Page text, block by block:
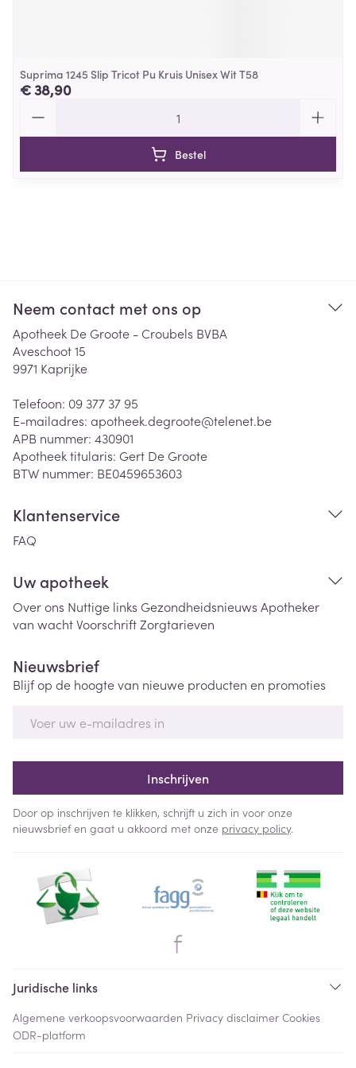
Suprima 1245 Slip Tricot Pu Kruis Unisex Wit T58
€ 38,90
Bestel
Neem contact met ons op
Apotheek De Groote - Croubels BVBA
Aveschoot 15
9971 Kaprijke
Telefoon: 09 377 37 95
E-mailadres: apotheek.degroote@telenet.be
APB nummer: 430901
Apotheek titularis: Gert De Groote
BTW nummer: BE0459653603
Klantenservice
FAQ
Uw apotheek
Over ons Nuttige links Gezondheidsnieuws Apotheker
van wachtVoorschriftZorgtarieven
Nieuwsbrief
Blijf op de hoogte van nieuwe producten en promoties
Inschrijven
Door op inschrijven te klikken, schrijft u zich in voor onze
nieuwsbrief en gaat u akkoord met onze privacy policy.
Juridische links
Algemene verkoopsvoorwaarden Privacy disclaimer Cookies
ODR-platform